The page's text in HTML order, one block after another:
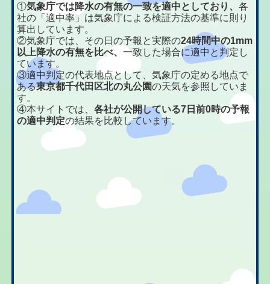
①気象庁では降水の有無の一致を適中としており、各
社の「適中率」は気象庁による検証方法の基準に則り
算出しています。
②気象庁では、その日の予報と実際の24時間中の1mm
以上降水の有無を比べ、一致した場合に適中と判定し
ています。
③適中判定の代表地点として、気象庁の定める地点で
ある東京都千代田区北の丸公園の天気を参照していま
す。
④本サイトでは、各社が公開している7日前0時の予報
の適中判定の結果を比較しています。